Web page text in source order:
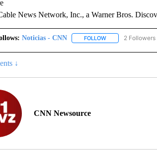
News Network, Inc., a Warner Bros.
Noticias - CNN FOLLOWFOLLOW2 Followers
↓
CNN Newsource